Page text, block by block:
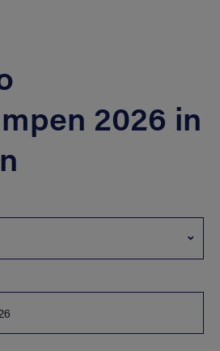
2026 in